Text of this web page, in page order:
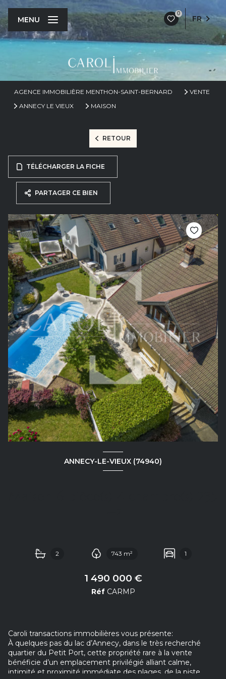
0
FR
MENU
AGENCE IMMOBILIÈRE MENTHON-SAINT-BERNARD
VENTE
ANNECY LE VIEUX
MAISON
RETOUR
TÉLÉCHARGER LA FICHE
PARTAGER CE BIEN
ANNECY-LE-VIEUX (74940)
2 743 m² 1
1 490 000 €
Réf CARMP
Caroli transactions immobilières vous présente:
À quelques pas du lac d’Annecy, dans le très recherché
quartier du Petit Port, cette propriété rare à la vente
bénéficie d’un emplacement privilégié alliant calme,
intimité et proximité immédiate des plages, de la piste